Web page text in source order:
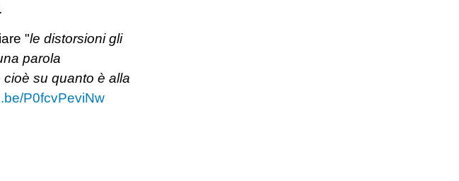
"le distorsioni gli
parola
su quanto è alla
P0fcvPeviNw